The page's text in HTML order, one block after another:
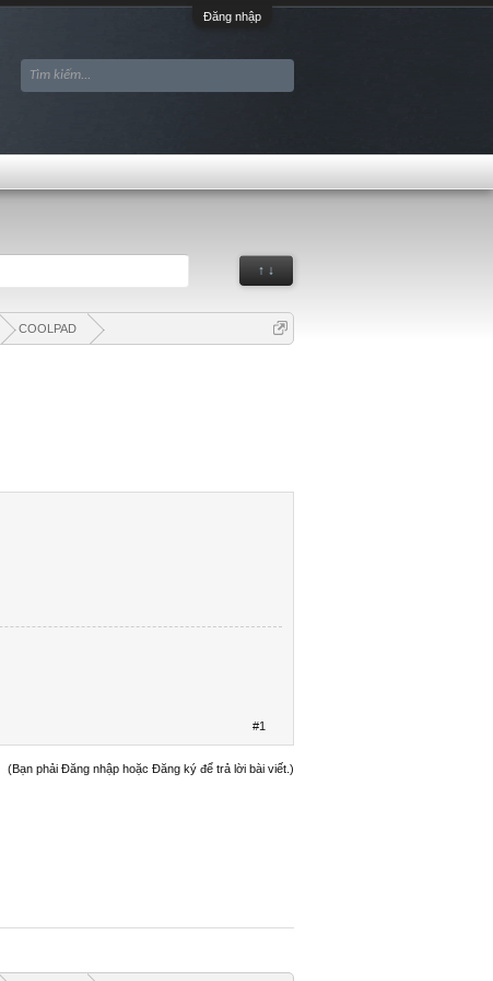
Đăng nhập
↑ ↓
COOLPAD
#1
(Bạn phải Đăng nhập hoặc Đăng ký để trả lời bài viết.)